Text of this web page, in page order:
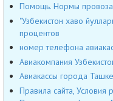
Помощь. Нормы провоза
"Узбекистон хаво
процентов
номер телефона
Авиакомпания
Авиакассы города
Правила сайта,